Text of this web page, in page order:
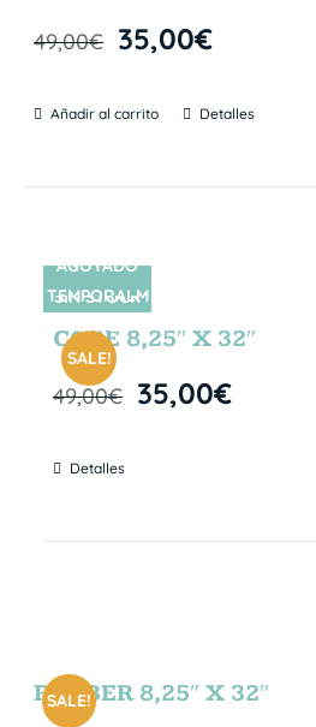
49,00€ 35,00€
Añadir al carrito Detalles
SIN STOCK
SALE!
AGOTADO
TEMPORALM
ENTE
CORE 8,25″ X 32″
49,00€ 35,00€
Detalles
SALE!
RUBBER 8,25″ X 32″